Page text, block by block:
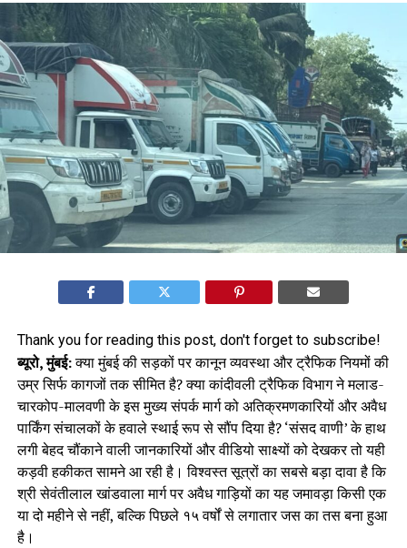
Thank you for reading this post, don't forget to subscribe!
ब्यूरो, मुंबई:क्या मुंबई की सड़कों पर कानून व्यवस्था और ट्रैफिक नियमों की
उम्र सिर्फ कागजों तक सीमित है? क्या कांदीवली ट्रैफिक विभाग ने मलाड-
चारकोप-मालवणी के इस मुख्य संपर्क मार्ग को अतिक्रमणकारियों और अवैध
पार्किंग संचालकों के हवाले स्थाई रूप से सौंप दिया है? ‘संसद वाणी’ के हाथ
लगी बेहद चौंकाने वाली जानकारियों और वीडियो साक्ष्यों को देखकर तो यही
कड़वी हकीकत सामने आ रही है। विश्वस्त सूत्रों का सबसे बड़ा दावा है कि
श्री सेवंतीलाल खांडवाला मार्ग पर अवैध गाड़ियों का यह जमावड़ा किसी एक
या दो महीने से नहीं, बल्कि पिछले १५ वर्षों से लगातार जस का तस बना हुआ
है।